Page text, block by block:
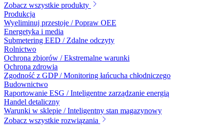
Zobacz wszystkie produkty
Produkcja
Wyeliminuj przestoje / Popraw OEE
Energetyka i media
Submetering EED / Zdalne odczyty
Rolnictwo
Ochrona zbiorów / Ekstremalne warunki
Ochrona zdrowia
Zgodność z GDP / Monitoring łańcucha chłodniczego
Budownictwo
Raportowanie ESG / Inteligentne zarządzanie energią
Handel detaliczny
Warunki w sklepie / Inteligentny stan magazynowy
Zobacz wszystkie rozwiązania